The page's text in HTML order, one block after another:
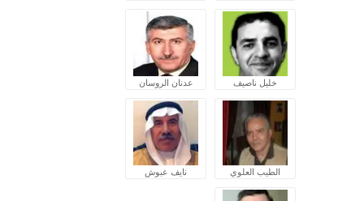
خليل ناصيف عدنان الروسان
الطيب العلوي نايف عبوش